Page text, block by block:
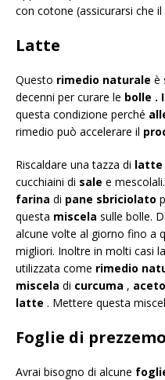
con cotone (assicurarsi che
Latte
Questo rimedio naturale è
decenni per curare le bolle .
questa condizione perché
rimedio può accelerare il
Riscaldare una tazza di latte
cucchiaini di sale e
farina di pane sbriciolato
questa miscela sulle bolle.
alcune volte al giorno fino a
migliori. Inoltre in molti casi la
utilizzata come rimedio
miscela di curcuma ,
latte . Mettere questa
Foglie di
Avrai bisogno di alcune